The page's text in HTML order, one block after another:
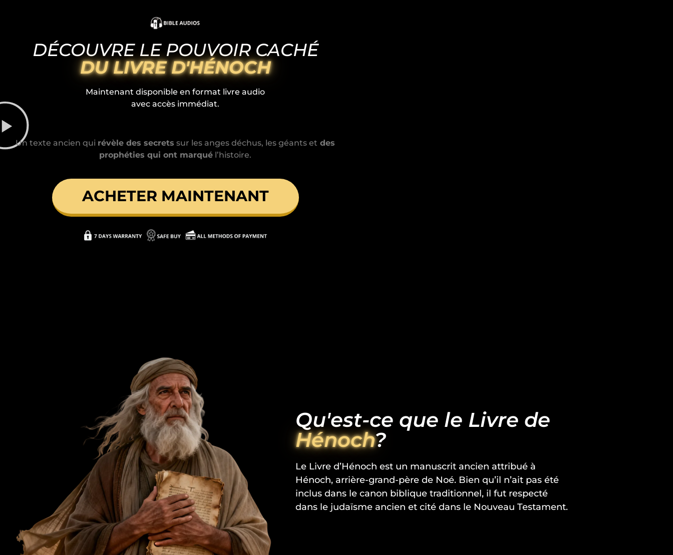
DÉCOUVRE LE POUVOIR CACHÉ
DU LIVRE D'HÉNOCH
Maintenant disponible en format livre audio
avec accès immédiat.
Un texte ancien qui révèle des secrets sur les anges déchus, les géants et des
prophéties qui ont marqué l’histoire.
ACHETER MAINTENANT
Qu'est-ce que le Livre de
Hénoch?
Le Livre d’Hénoch est un manuscrit ancien attribué à
Hénoch, arrière-grand-père de Noé. Bien qu’il n’ait pas été
inclus dans le canon biblique traditionnel, il fut respecté
dans le judaïsme ancien et cité dans le Nouveau Testament.